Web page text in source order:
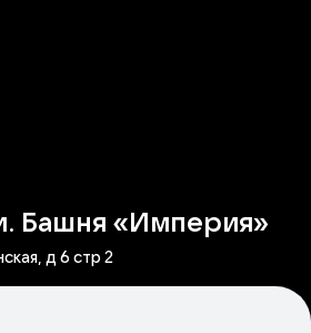
Башня «Империя»
д 6 стр 2